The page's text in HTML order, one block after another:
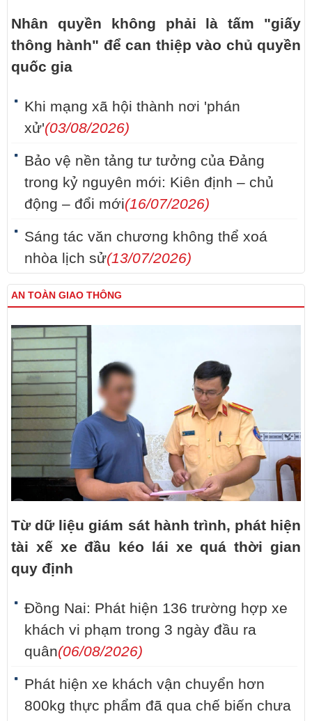
Nhân quyền không phải là tấm "giấy
thông hành" để can thiệp vào chủ quyền
quốc gia
Khi mạng xã hội thành nơi 'phán
xử'(03/08/2026)
Bảo vệ nền tảng tư tưởng của Đảng
trong kỷ nguyên mới: Kiên định – chủ
động – đổi mới(16/07/2026)
Sáng tác văn chương không thể xoá
nhòa lịch sử(13/07/2026)
AN TOÀN GIAO THÔNG
Từ dữ liệu giám sát hành trình, phát hiện
tài xế xe đầu kéo lái xe quá thời gian
quy định
Đồng Nai: Phát hiện 136 trường hợp xe
khách vi phạm trong 3 ngày đầu ra
quân(06/08/2026)
Phát hiện xe khách vận chuyển hơn
800kg thực phẩm đã qua chế biến chưa